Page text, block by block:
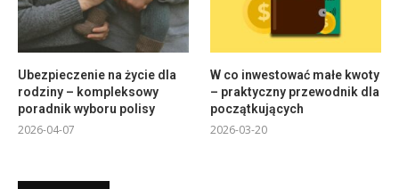
Ubezpieczenie na życie dla
rodziny – kompleksowy
poradnik wyboru polisy
2026-04-07
W co inwestować małe kwoty
– praktyczny przewodnik dla
początkujących
2026-03-20